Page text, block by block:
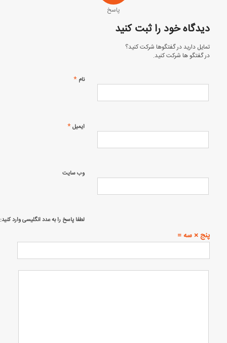
پاسخ
دیدگاه خود را ثبت کنید
تمایل دارید در گفتگوها شرکت کنید؟
در گفتگو ها شرکت کنید.
نام *
ایمیل*
وب‌ سایت
لطفا پاسخ را به عدد انگلیسی وارد کنید:
پنج × سه =